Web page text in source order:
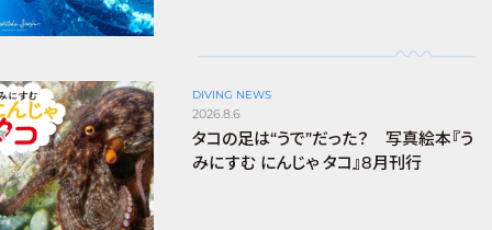
DIVING NEWS
2026.8.6
タコの足は“うで”だった？ 写真絵本『う
みにすむ にんじゃ タコ』8月刊行